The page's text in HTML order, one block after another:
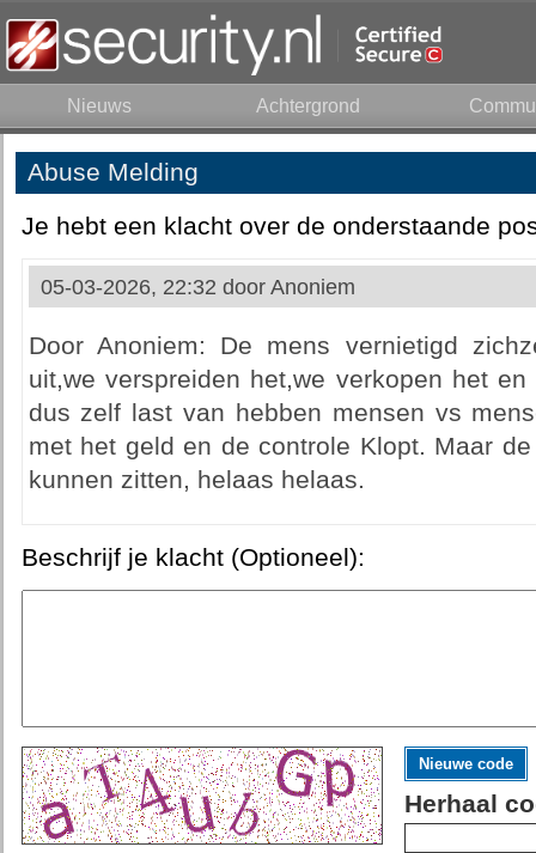
Nieuws Achtergrond
Abuse Melding
Je hebt een klacht over de onderstaande
05-03-2026, 22:32 door Anoniem
Door Anoniem: De mens vernietigd
uit,we verspreiden het,we verkopen het
dus zelf last van hebben mensen vs
met het geld en de controle Klopt. Maar
kunnen zitten, helaas helaas.
Beschrijf je klacht (Optioneel):
Nieuwe code
Herhaal